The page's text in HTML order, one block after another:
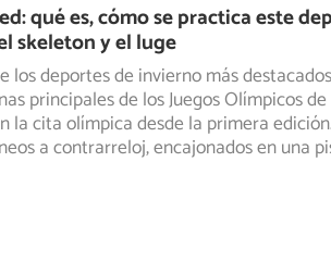
qué es, cómo se practica este
skeleton y el luge
los deportes de invierno más
principales de los Juegos Olímpicos
la cita olímpica desde la primera
a contrarreloj, encajonados en una